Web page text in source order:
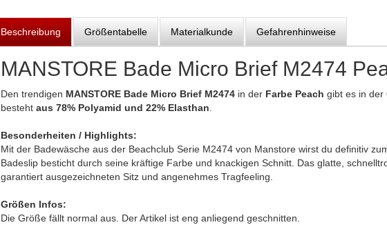
Beschreibung Größentabelle Materialkunde Gefahrenhinweise
MANSTORE Bade Micro Brief M2474
Den trendigen MANSTORE Bade Micro Brief M2474in der Farbe Peach gibt es in der
bestehtaus 78% Polyamid und 22% Elasthan
Besonderheiten / Highlights:
Mit der Badewäsche aus der Beachclub Serie M2474 von Manstore wirst du definitiv
Badeslip besticht durch seine kräftige Farbe und knackigen Schnitt. Das glatte,
garantiert ausgezeichneten Sitz und angenehmes Tragfeeling.
Größen Infos:
Die Größe fällt normal aus. Der Artikel ist eng anliegend geschnitten.